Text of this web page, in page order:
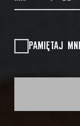
PAMIĘTAJ